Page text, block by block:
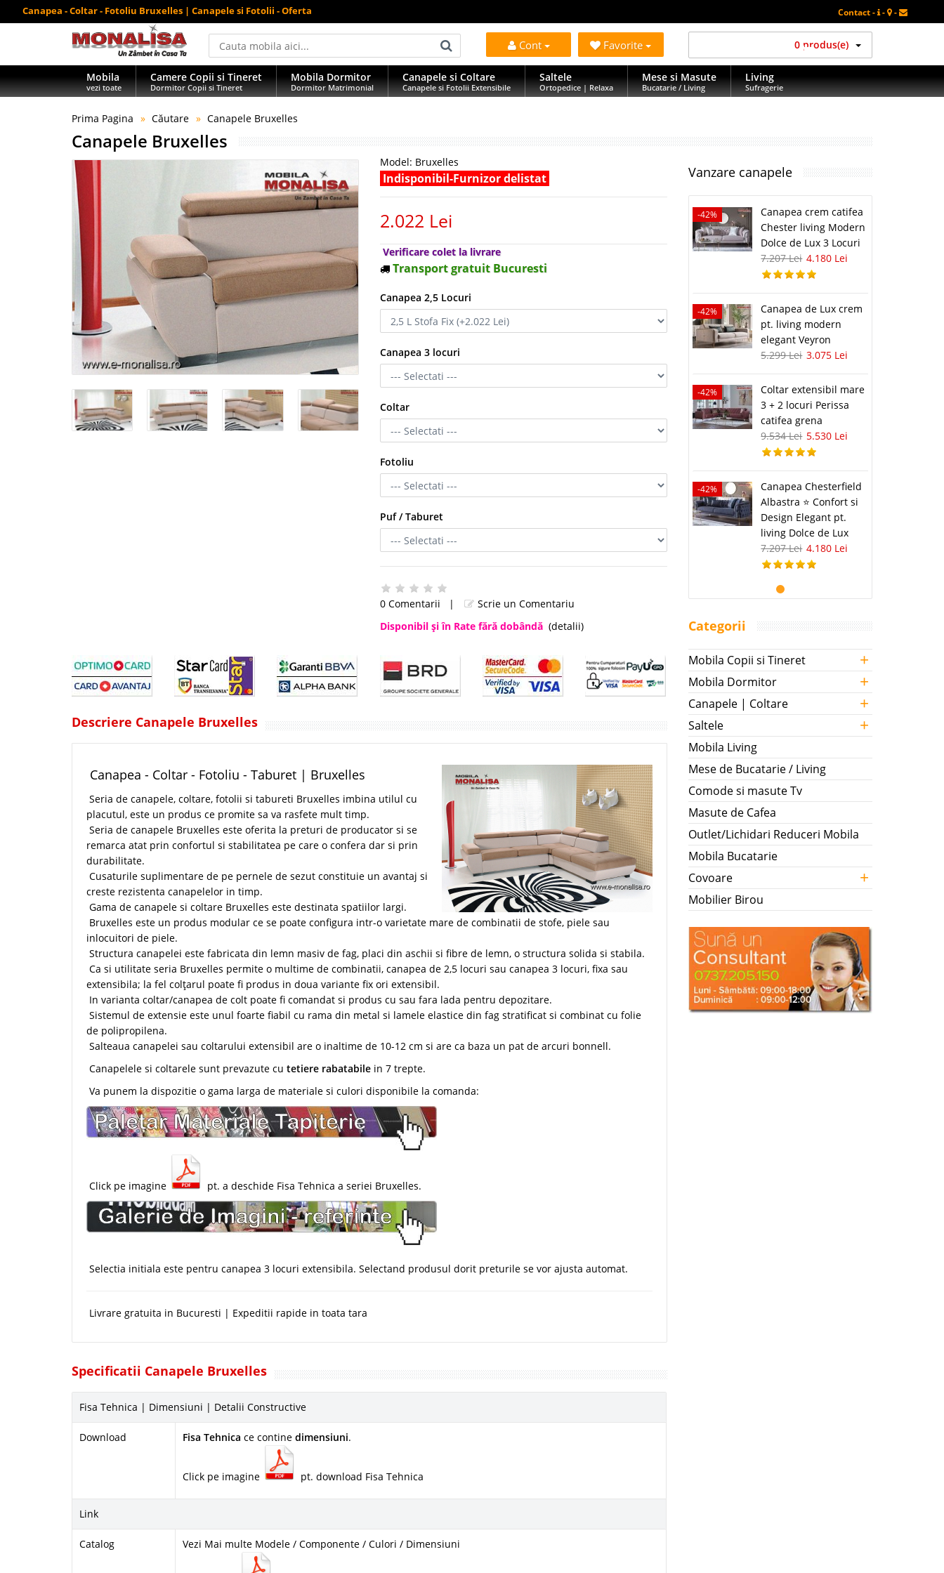
Canapea - Coltar - Fotoliu Bruxelles | Canapele si Fotolii - Oferta Contact - - -
Cont Favorite 0 produs(e)
Mobila
vezi toate
Camere Copii si Tineret
Dormitor Copii si Tineret
Mobila Dormitor
Dormitor Matrimonial
Canapele si Coltare
Canapele si Fotolii Extensibile
Saltele
Ortopedice | Relaxa
Mese si Masute
Bucatarie / Living
Living
Sufragerie
Prima Pagina Căutare Canapele Bruxelles
Canapele Bruxelles
Model: Bruxelles
Indisponibil-Furnizor delistat
2.022 Lei
Verificare colet la livrare
Transport gratuit Bucuresti
Canapea 2,5 Locuri
Canapea 3 locuri
Coltar
Fotoliu
Puf / Taburet
0 Comentarii |
Scrie un Comentariu
Disponibil şi în Rate fără dobândă (detalii)
Descriere Canapele Bruxelles
Canapea - Coltar - Fotoliu - Taburet | Bruxelles
Seria de canapele, coltare, fotolii si tabureti Bruxelles imbina utilul cu
placutul, este un produs ce promite sa va rasfete mult timp.
Seria de canapele Bruxelles este oferita la preturi de producator si se
remarca atat prin confortul si stabilitatea pe care o confera dar si prin
durabilitate.
Cusaturile suplimentare de pe pernele de sezut constituie un avantaj si
creste rezistenta canapelelor in timp.
Gama de canapele si coltare Bruxelles este destinata spatiilor largi.
Bruxelles este un produs modular ce se poate configura intr-o varietate mare de combinatii de stofe, piele sau
inlocuitori de piele.
Structura canapelei este fabricata din lemn masiv de fag, placi din aschii si fibre de lemn, o structura solida si stabila.
Ca si utilitate seria Bruxelles permite o multime de combinatii, canapea de 2,5 locuri sau canapea 3 locuri, fixa sau
extensibila; la fel colțarul poate fi produs in doua variante fix ori extensibil.
In varianta coltar/canapea de colt poate fi comandat si produs cu sau fara lada pentru depozitare.
Sistemul de extensie este unul foarte fiabil cu rama din metal si lamele elastice din fag stratificat si combinat cu folie
de polipropilena.
Salteaua canapelei sau coltarului extensibil are o inaltime de 10-12 cm si are ca baza un pat de arcuri bonnell.
Canapelele si coltarele sunt prevazute cu tetiere rabatabile in 7 trepte.
Va punem la dispozitie o gama larga de materiale si culori disponibile la comanda:
Click pe imagine pt. a deschide Fisa Tehnica a seriei Bruxelles.
Selectia initiala este pentru canapea 3 locuri extensibila. Selectand produsul dorit preturile se vor ajusta automat.
Livrare gratuita in Bucuresti | Expeditii rapide in toata tara
Specificatii Canapele Bruxelles
Fisa Tehnica | Dimensiuni | Detalii Constructive
Download Fisa Tehnica ce contine dimensiuni.
Click pe imagine pt. download Fisa Tehnica
Link
Catalog Vezi Mai multe Modele / Componente / Culori / Dimensiuni
Vanzare canapele
-42%
Canapea crem catifea
Chester living Modern
Dolce de Lux 3 Locuri
7.207 Lei 4.180 Lei
-42%
Canapea de Lux crem
pt. living modern
elegant Veyron
5.299 Lei 3.075 Lei
-42%
Coltar extensibil mare
3 + 2 locuri Perissa
catifea grena
9.534 Lei 5.530 Lei
-42%
Canapea Chesterfield
Albastra ⭐ Confort si
Design Elegant pt.
living Dolce de Lux
7.207 Lei 4.180 Lei
Categorii
Mobila Copii si Tineret +
Mobila Dormitor +
Canapele | Coltare +
Saltele +
Mobila Living
Mese de Bucatarie / Living
Comode si masute Tv
Masute de Cafea
Outlet/Lichidari Reduceri Mobila
Mobila Bucatarie
Covoare
+
Mobilier Birou